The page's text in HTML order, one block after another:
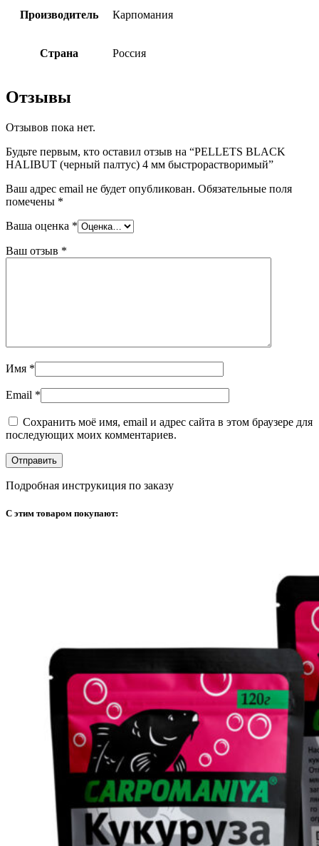
Производитель Карпомания
Страна Россия
Отзывы
Отзывов пока нет.
Будьте первым, кто оставил отзыв на “PELLETS BLACK
HALIBUT (черный палтус) 4 мм быстрорастворимый”
Ваш адрес email не будет опубликован. Обязательные поля
помечены *
Ваша оценка *
Ваш отзыв *
Имя *
Email *
Сохранить моё имя, email и адрес сайта в этом браузере для
последующих моих комментариев.
Подробная инструкиция по заказу
С этим товаром покупают: